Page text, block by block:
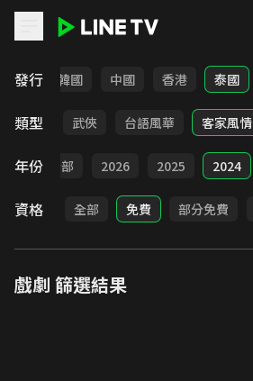
發行
日本 韓國 中國 香港 泰國
類型
時代 武俠 台語風華 客家風情
年份 全部 2026 2025 2024
資格 全部 免費 部分免費
戲劇 篩選結果